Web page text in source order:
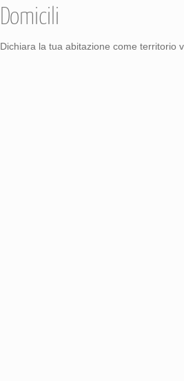
Domicili
Dichiara la tua abitazione come territorio